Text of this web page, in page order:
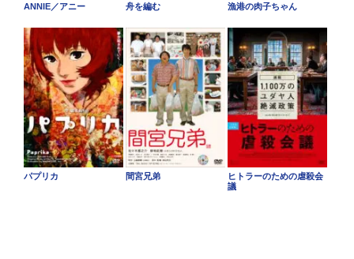
ANNIE／アニー 舟を編む 漁港の肉子ちゃん
パプリカ 間宮兄弟
ヒトラーのための虐殺会
議